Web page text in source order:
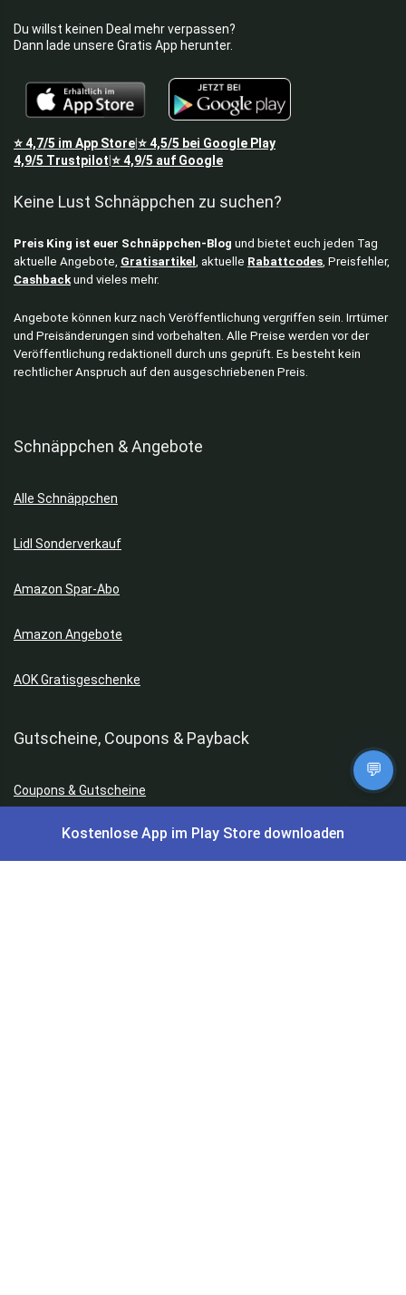
Du willst keinen Deal mehr verpassen?
Dann lade unsere Gratis App herunter.
⭐4,7/5 im App Store⭐4,5/5 bei Google Play
4,9/5 Trustpilot ⭐4,9/5 auf Google
Keine Lust Schnäppchen zu suchen?
Preis King ist euer Schnäppchen-Blog und bietet euch jeden Tag
aktuelle Angebote, Gratisartikel , aktuelle Rabattcodes , Preisfehler,
Cashback und vieles mehr.
Angebote können kurz nach Veröffentlichung vergriffen sein. Irrtümer
und Preisänderungen sind vorbehalten. Alle Preise werden vor der
Veröffentlichung redaktionell durch uns geprüft. Es besteht kein
rechtlicher Anspruch auf den ausgeschriebenen Preis.
Schnäppchen & Angebote
Alle Schnäppchen
Lidl Sonderverkauf
Amazon Spar-Abo
Amazon Angebote
AOK Gratisgeschenke
Gutscheine, Coupons & Payback
Coupons & Gutscheine
DM Payback Coupons
💬
Kostenlose App im Play Store downloaden